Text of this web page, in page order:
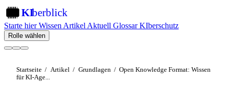
KIberblick
Starte hierWissen Artikel Aktuell GlossarKIberschutz
Rolle wählen
Startseite / Artikel / Grundlagen / Open Knowledge Format: Wissen
für KI-Age...